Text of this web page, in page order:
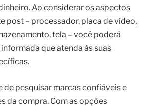
Ao considerar os aspectos
post – processador, placa de vídeo,
tela – você poderá
que atenda às suas
de pesquisar marcas confiáveis ​​e
da compra. Com as opções